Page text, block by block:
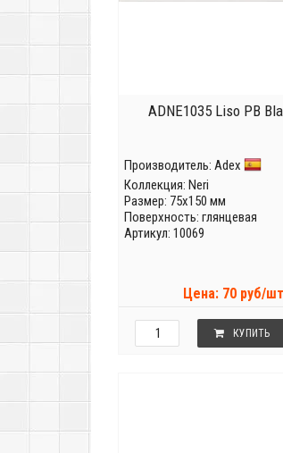
ADNE1035 Liso PB
Производитель: Adex
Коллекция: Neri
Размер: 75x150 мм
Поверхность: глянцевая
Артикул: 10069
Цена: 70 руб/шт
КУПИТЬ